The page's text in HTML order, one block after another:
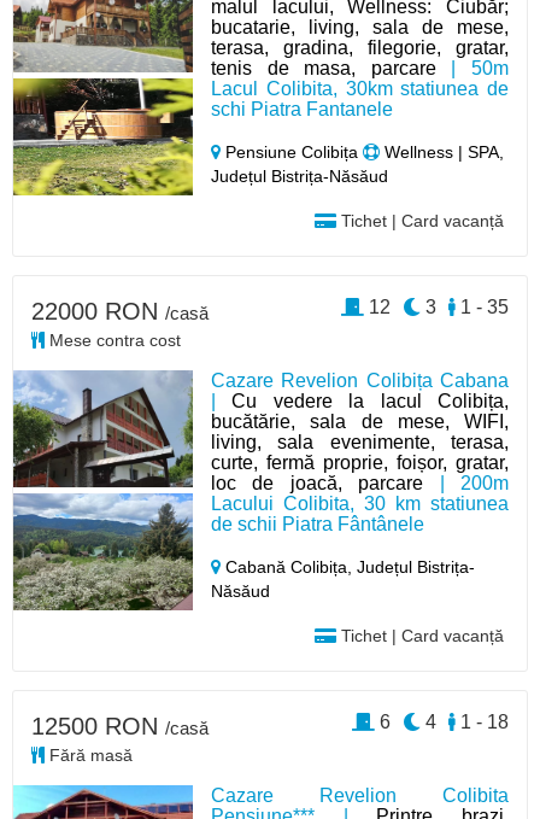
malul lacului, Wellness: Ciubăr;
bucatarie, living, sala de mese,
terasa, gradina, filegorie, gratar,
tenis de masa, parcare| 50m
Lacul Colibita, 30km statiunea de
schi Piatra Fantanele
Pensiune Colibița
Wellness | SPA,
Județul Bistrița-Năsăud
Tichet | Card vacanță
Cazare Revelion Colibița Cabana
|Cu vedere la lacul Colibița,
bucătărie, sala de mese, WIFI,
living, sala evenimente, terasa,
curte, fermă proprie, foișor, gratar,
loc de joacă, parcare | 200m
Lacului Colibita, 30 km statiunea
de schii Piatra Fântânele
Cabană Colibița,Județul Bistrița-
Năsăud
Tichet | Card vacanță
22000 RON /casă
Mese contra cost
1 - 35
3
12
Cazare Revelion Colibita
12500 RON /casă
Fără masă
1 - 18
4
6